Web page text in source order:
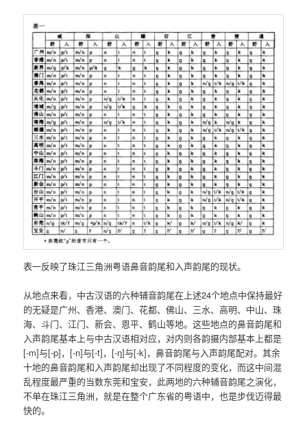
表一反映了珠江三角洲粤语鼻音韵尾和入声韵尾的现状。
从地点来看，中古汉语的六种辅音韵尾在上述24个地点中保持最好
的无疑是广州、香港、澳门、花都、佛山、三水、高明、中山、珠
海、斗门、江门、新会、恩平、鹤山等地。这些地点的鼻音韵尾和
入声韵尾基本上与中古汉语相对应，对内则各韵摄内部基本上都是
[-m]与[-p]，[-n]与[-t]，[-ŋ]与[-k]，鼻音韵尾与入声韵尾配对。其余
十地的鼻音韵尾和入声韵尾却出现了不同程度的变化，而这中间混
乱程度最严重的当数东莞和宝安，此两地的六种辅音韵尾之演化，
不单在珠江三角洲，就是在整个广东省的粤语中，也是步伐迈得最
快的。